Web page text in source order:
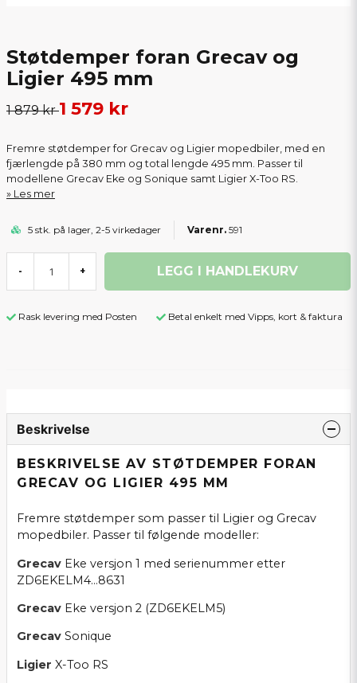
Støtdemper foran Grecav og
Ligier 495 mm
1 879 kr1 579 kr
Fremre støtdemper for Grecav og Ligier mopedbiler, med en
fjærlengde på 380 mm og total lengde 495 mm. Passer til
modellene Grecav Eke og Sonique samt Ligier X-Too RS.
Les mer
5 stk. på lager, 2-5 virkedager 591
- + LEGG I HANDLEKURV
Rask levering med Posten Betal enkelt med Vipps, kort & faktura
Beskrivelse
BESKRIVELSE AV STØTDEMPER FORAN
GRECAV OG LIGIER 495 MM
Fremre støtdemper som passer til Ligier og Grecav
mopedbiler. Passer til følgende modeller:
Grecav Eke versjon 1 med serienummer etter
ZD6EKELM4...8631
Grecav Eke versjon 2 (ZD6EKELM5)
Grecav Sonique
Ligier X-Too RS